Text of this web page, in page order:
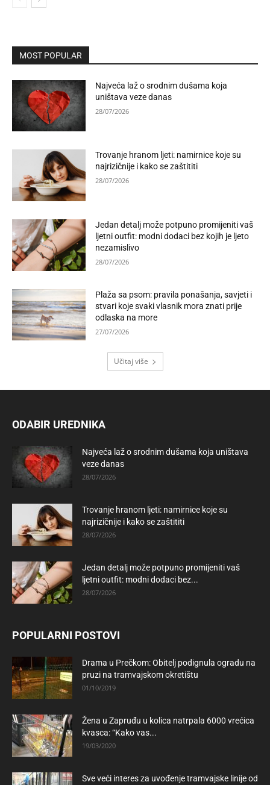
MOST POPULAR
Najveća laž o srodnim dušama koja
uništava veze danas
28/07/2026
Trovanje hranom ljeti: namirnice koje su
najrizičnije i kako se zaštititi
28/07/2026
Jedan detalj može potpuno promijeniti vaš
ljetni outfit: modni dodaci bez kojih je ljeto
nezamislivo
28/07/2026
Plaža sa psom: pravila ponašanja, savjeti i
stvari koje svaki vlasnik mora znati prije
odlaska na more
27/07/2026
Učitaj više
ODABIR UREDNIKA
Najveća laž o srodnim dušama koja uništava
veze danas
28/07/2026
Trovanje hranom ljeti: namirnice koje su
najrizičnije i kako se zaštititi
28/07/2026
Jedan detalj može potpuno promijeniti vaš
ljetni outfit: modni dodaci bez...
28/07/2026
POPULARNI POSTOVI
Drama u Prečkom: Obitelj podignula ogradu na
pruzi na tramvajskom okretištu
01/10/2019
Žena u Zapruđu u kolica natrpala 6000 vrećica
kvasca: “Kako vas...
19/03/2020
Sve veći interes za uvođenje tramvajske linije od